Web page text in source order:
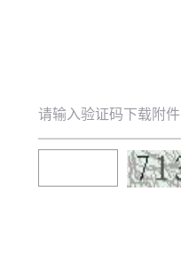
请输入验证码下载附件